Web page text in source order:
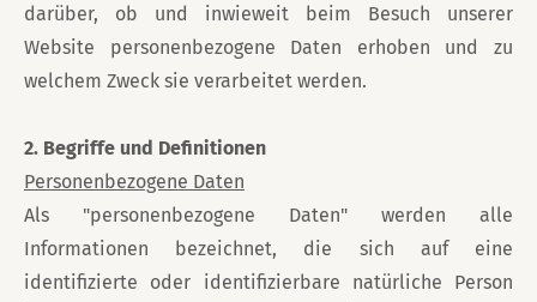
darüber, ob und inwieweit beim Besuch unserer
Website personenbezogene Daten erhoben und zu
welchem Zweck sie verarbeitet werden.
2. Begriffe und Definitionen
Personenbezogene Daten
Als "personenbezogene Daten" werden alle
Informationen bezeichnet, die sich auf eine
identifizierte oder identifizierbare natürliche Person